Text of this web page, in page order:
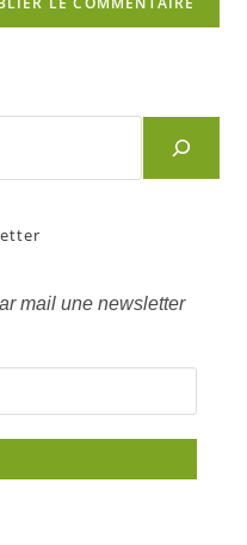
mail une newsletter